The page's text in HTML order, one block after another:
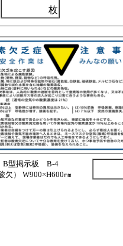
枚
B型掲示板 B-4
酸欠） W900×H600㎜